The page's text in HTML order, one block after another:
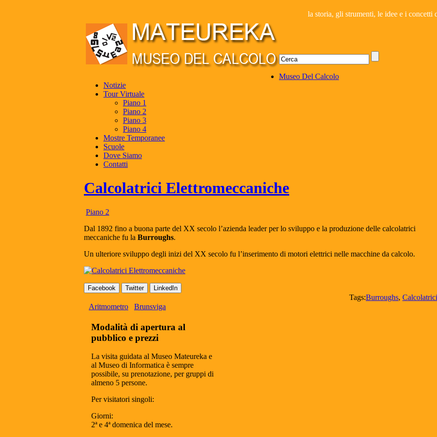
la storia, gli strumenti, le idee e i concetti
Museo Del Calcolo
Notizie
Tour Virtuale
Piano 1
Piano 2
Piano 3
Piano 4
Mostre Temporanee
Scuole
Dove Siamo
Contatti
Calcolatrici Elettromeccaniche
Piano 2
Dal 1892 fino a buona parte del XX secolo l’azienda leader per lo sviluppo e la produzione delle calcolatrici
meccaniche fu la Burroughs.
Un ulteriore sviluppo degli inizi del XX secolo fu l’inserimento di motori elettrici nelle macchine da calcolo.
Facebook Twitter LinkedIn
Tags:Burroughs, Calcolatrici
Aritmometro
Brunsviga
Modalità di apertura al
pubblico e prezzi
La visita guidata al Museo Mateureka e
al Museo di Informatica è sempre
possibile, su prenotazione, per gruppi di
almeno 5 persone.
Per visitatori singoli:
Giorni:
2ª e 4ª domenica del mese.